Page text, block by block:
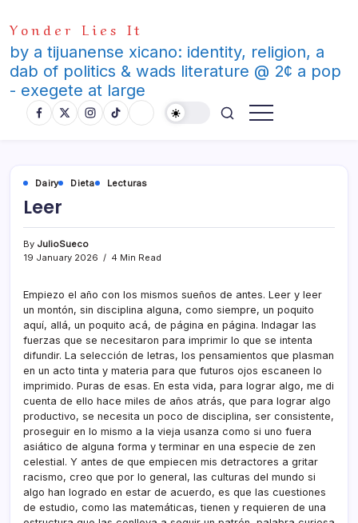
to
content
Yonder Lies It
by a tijuanense xicano: identity, religion, a
dab of politics & wads literature @ 2¢ a pop
- exegete at large
Dairy Dieta Lecturas
Leer
By JulioSueco
19 January 2026
4 Min Read
Empiezo el año con los mismos sueños de antes. Leer y leer
un montón, sin disciplina alguna, como siempre, un poquito
aquí, allá, un poquito acá, de página en página. Indagar las
fuerzas que se necesitaron para imprimir lo que se intenta
difundir. La selección de letras, los pensamientos que plasman
en un acto tinta y materia para que futuros ojos escaneen lo
imprimido. Puras de esas. En esta vida, para lograr algo, me di
cuenta de ello hace miles de años atrás, que para lograr algo
productivo, se necesita un poco de disciplina, ser consistente,
proseguir en lo mismo a la vieja usanza como si uno fuera
asiático de alguna forma y terminar en una especie de zen
celestial. Y antes de que empiecen mis detractores a gritar
racismo, creo que por lo general, las culturas del mundo si
algo han logrado en estar de acuerdo, es que las cuestiones
de estudio, como las matemáticas, tienen y requieren de una